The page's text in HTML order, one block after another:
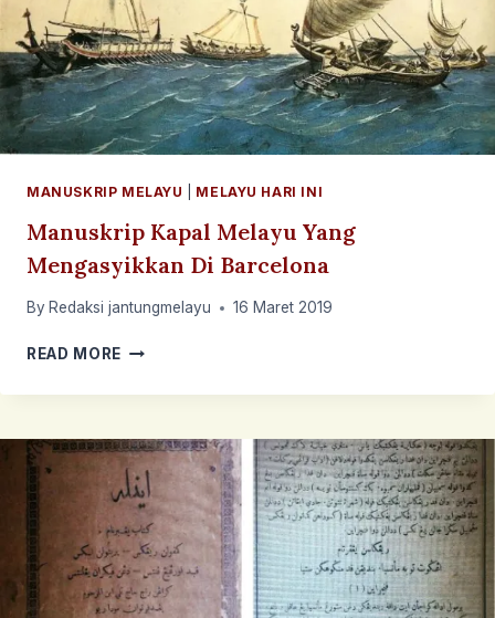
PENYENGAT
(25
JUNI
1857)
MANUSKRIP MELAYU MELAYU HARI INI
Manuskrip Kapal Melayu Yang
Mengasyikkan Di Barcelona
By Redaksi jantungmelayu 16 Maret 2019
READ MORE MANUSKRIP
MELAYU
MENGASYIKKAN
DI
BARCELONA